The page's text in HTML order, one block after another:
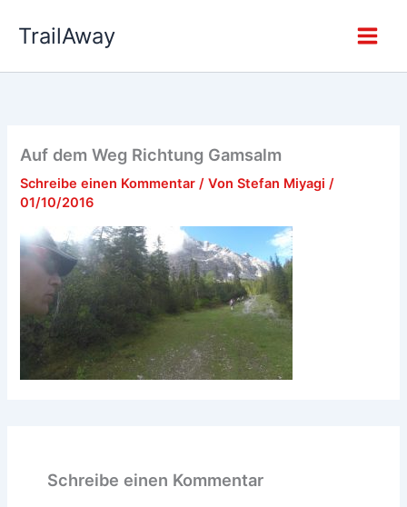
InhaltTrailAway
Auf dem Weg Richtung Gamsalm
Schreibe einen Kommentar / VonStefan Miyagi/
01/10/2016
Schreibe einen Kommentar